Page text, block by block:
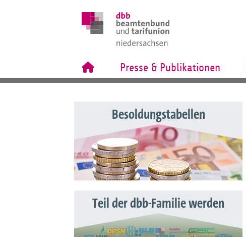
Presse & Publikationen
Besoldungstabellen
Teil der dbb-Familie werden